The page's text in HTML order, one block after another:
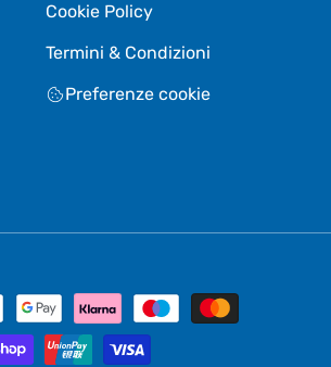
Cookie Policy
Termini & Condizioni
Preferenze cookie